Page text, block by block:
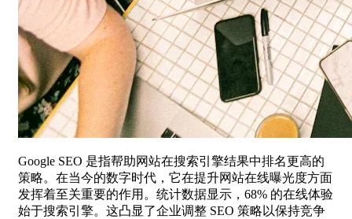
Google SEO 是指帮助网站在搜索引擎结果中排名更高的
策略。在当今的数字时代，它在提升网站在线曝光度方面
发挥着至关重要的作用。统计数据显示，68% 的在线体验
始于搜索引擎。这凸显了企业调整 SEO 策略以保持竞争